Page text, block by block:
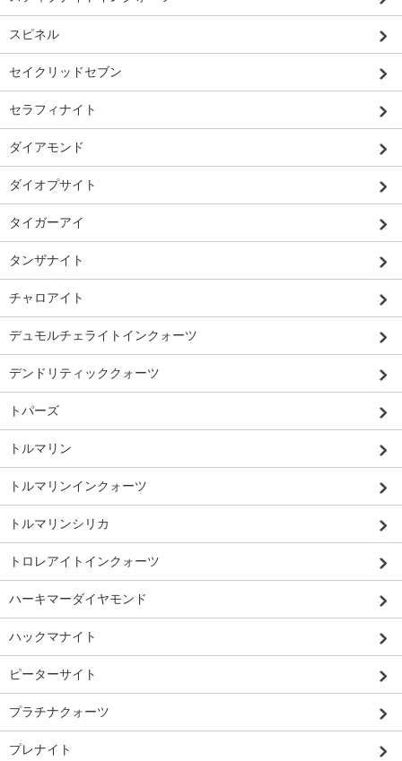
スピネル
セイクリッドセブン
セラフィナイト
ダイアモンド
ダイオプサイト
タイガーアイ
タンザナイト
チャロアイト
デュモルチェライトインクォーツ
デンドリティッククォーツ
トパーズ
トルマリン
トルマリンインクォーツ
トルマリンシリカ
トロレアイトインクォーツ
ハーキマーダイヤモンド
ハックマナイト
ピーターサイト
プラチナクォーツ
プレナイト